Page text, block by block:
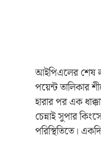
আইপিএলের শেষ
পয়েন্ট তালিকার
হারার পর এক
চেন্নাই সুপার
পরিস্থিতিতে।